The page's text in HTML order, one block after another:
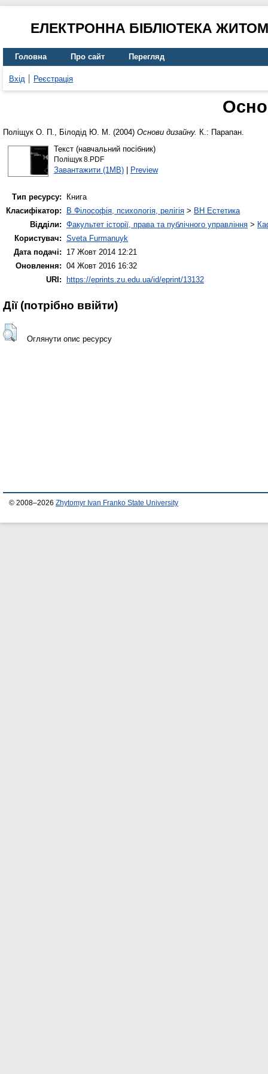
ЕЛЕКТРОННА БІБЛІОТЕКА
Головна Про сайт Перегляд
Вхід Реєстрація
Поліщук О. П., Білодід Ю. М. (2004) Основи дизайну. К.: Парапан.
Текст (навчальний посібник)
Поліщук 8.PDF
Завантажити (1MB)| Preview
Тип ресурсу:
Книга
Класифікатор:
B Філософія, психологія, релігія > BH Естетика
Відділи: Факультет історії, права та публічного управління >
Користувач: Sveta Furmanuyk
Дата подачі:
17 Жовт 2014 12:21
Оновлення: 04 Жовт 2016 16:32
URI:
https://eprints.zu.edu.ua/id/eprint/13132
Дії ​​(потрібно ввійти)
Оглянути опис ресурсу
© 2008–2026 Zhytomyr Ivan Franko State University